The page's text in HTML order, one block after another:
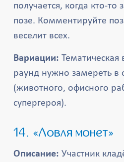
получается, когда кто-
позе. Комментируйте
веселит всех.
Вариации:
раунд нужно замереть в
(животного, офисного
супергероя).
14. «Ловля монет»
Описание: Участник